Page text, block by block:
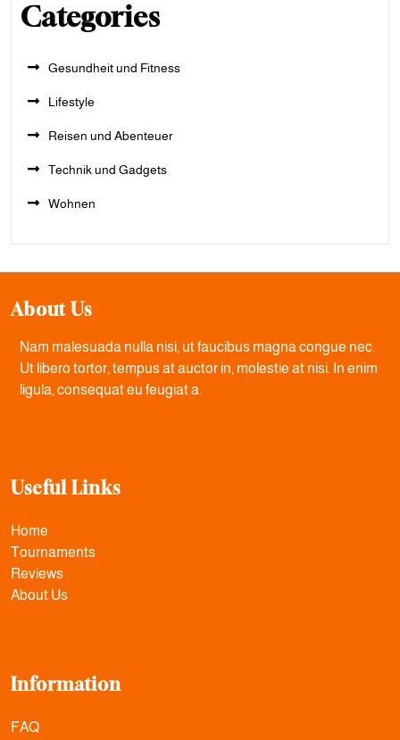
Categories
Gesundheit und Fitness
Lifestyle
Reisen und Abenteuer
Technik und Gadgets
Wohnen
About Us
Nam malesuada nulla nisi, ut faucibus magna congue nec.
Ut libero tortor, tempus at auctor in, molestie at nisi. In enim
ligula, consequat eu feugiat a.
Useful Links
Home
Tournaments
Reviews
About Us
Information
FAQ